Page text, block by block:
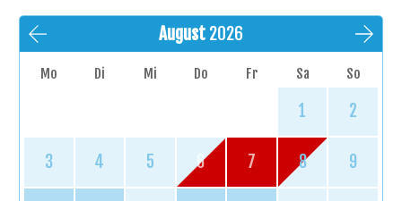
August 2026
Mo Di Mi Do Fr Sa So
1 2
3 4 5 6 7 8 9